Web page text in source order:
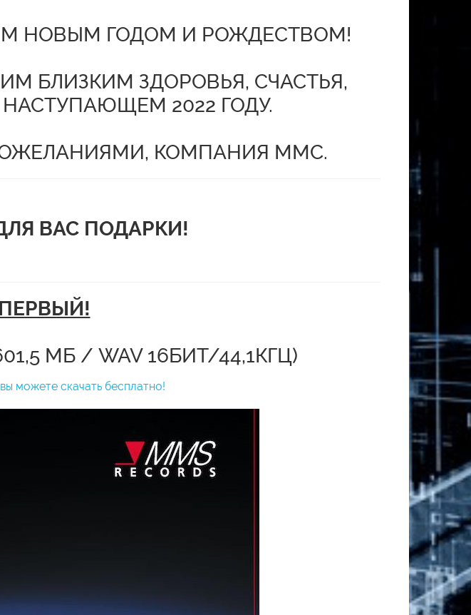
НОВЫМ ГОДОМ И РОЖДЕСТВОМ!
БЛИЗКИМ ЗДОРОВЬЯ, СЧАСТЬЯ,
2022 ГОДУ.
КОМПАНИЯ ММС.
ВАС ПОДАРКИ!
МБ / WAV 16БИТ/44,1КГЦ)
можете скачать бесплатно!